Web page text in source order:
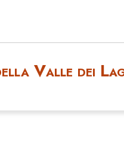
Valle dei